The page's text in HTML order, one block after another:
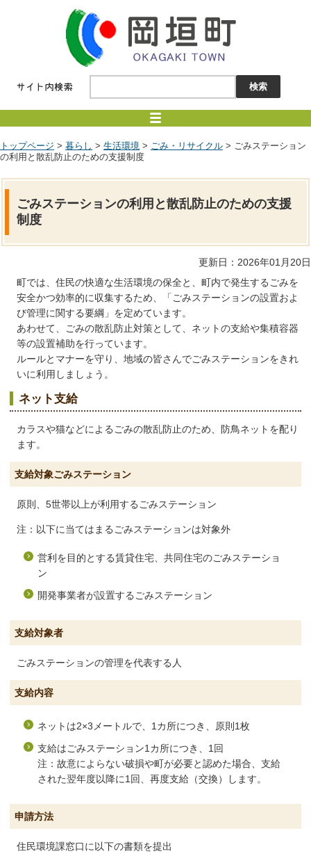
トップページ > 暮らし > 生活環境 > ごみ・リサイクル > ごみステーション
の利用と散乱防止のための支援制度
ごみステーションの利用と散乱防止のための支援
制度
更新日：2026年01月20日
町では、住民の快適な生活環境の保全と、町内で発生するごみを
安全かつ効率的に収集するため、「ごみステーションの設置およ
び管理に関する要綱」を定めています。
あわせて、ごみの散乱防止対策として、ネットの支給や集積容器
等の設置補助を行っています。
ルールとマナーを守り、地域の皆さんでごみステーションをきれ
いに利用しましょう。
ネット支給
カラスや猫などによるごみの散乱防止のため、防鳥ネットを配り
ます。
支給対象ごみステーション
原則、5世帯以上が利用するごみステーション
注：以下に当てはまるごみステーションは対象外
営利を目的とする賃貸住宅、共同住宅のごみステーショ
ン
開発事業者が設置するごみステーション
支給対象者
ごみステーションの管理を代表する人
支給内容
ネットは2×3メートルで、1カ所につき、原則1枚
支給はごみステーション1カ所につき、1回
注：故意によらない破損や町が必要と認めた場合、支給
された翌年度以降に1回、再度支給（交換）します。
申請方法
住民環境課窓口に以下の書類を提出